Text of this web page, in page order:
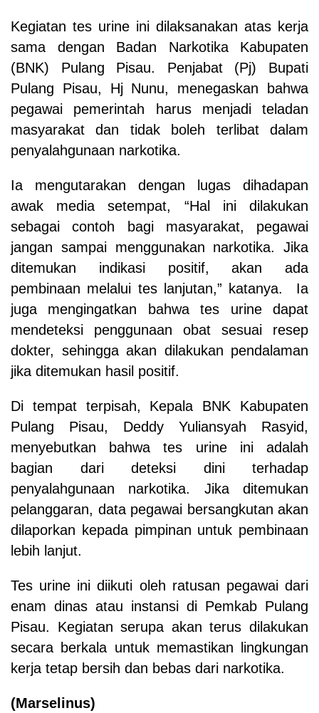
Kegiatan tes urine ini dilaksanakan atas kerja
sama dengan Badan Narkotika Kabupaten
(BNK) Pulang Pisau. Penjabat (Pj) Bupati
Pulang Pisau, Hj Nunu, menegaskan bahwa
pegawai pemerintah harus menjadi teladan
masyarakat dan tidak boleh terlibat dalam
penyalahgunaan narkotika.
Ia mengutarakan dengan lugas dihadapan
awak media setempat, “Hal ini dilakukan
sebagai contoh bagi masyarakat, pegawai
jangan sampai menggunakan narkotika. Jika
ditemukan indikasi positif, akan ada
pembinaan melalui tes lanjutan,” katanya. Ia
juga mengingatkan bahwa tes urine dapat
mendeteksi penggunaan obat sesuai resep
dokter, sehingga akan dilakukan pendalaman
jika ditemukan hasil positif.
Di tempat terpisah, Kepala BNK Kabupaten
Pulang Pisau, Deddy Yuliansyah Rasyid,
menyebutkan bahwa tes urine ini adalah
bagian dari deteksi dini terhadap
penyalahgunaan narkotika. Jika ditemukan
pelanggaran, data pegawai bersangkutan akan
dilaporkan kepada pimpinan untuk pembinaan
lebih lanjut.
Tes urine ini diikuti oleh ratusan pegawai dari
enam dinas atau instansi di Pemkab Pulang
Pisau. Kegiatan serupa akan terus dilakukan
secara berkala untuk memastikan lingkungan
kerja tetap bersih dan bebas dari narkotika.
(Marselinus)